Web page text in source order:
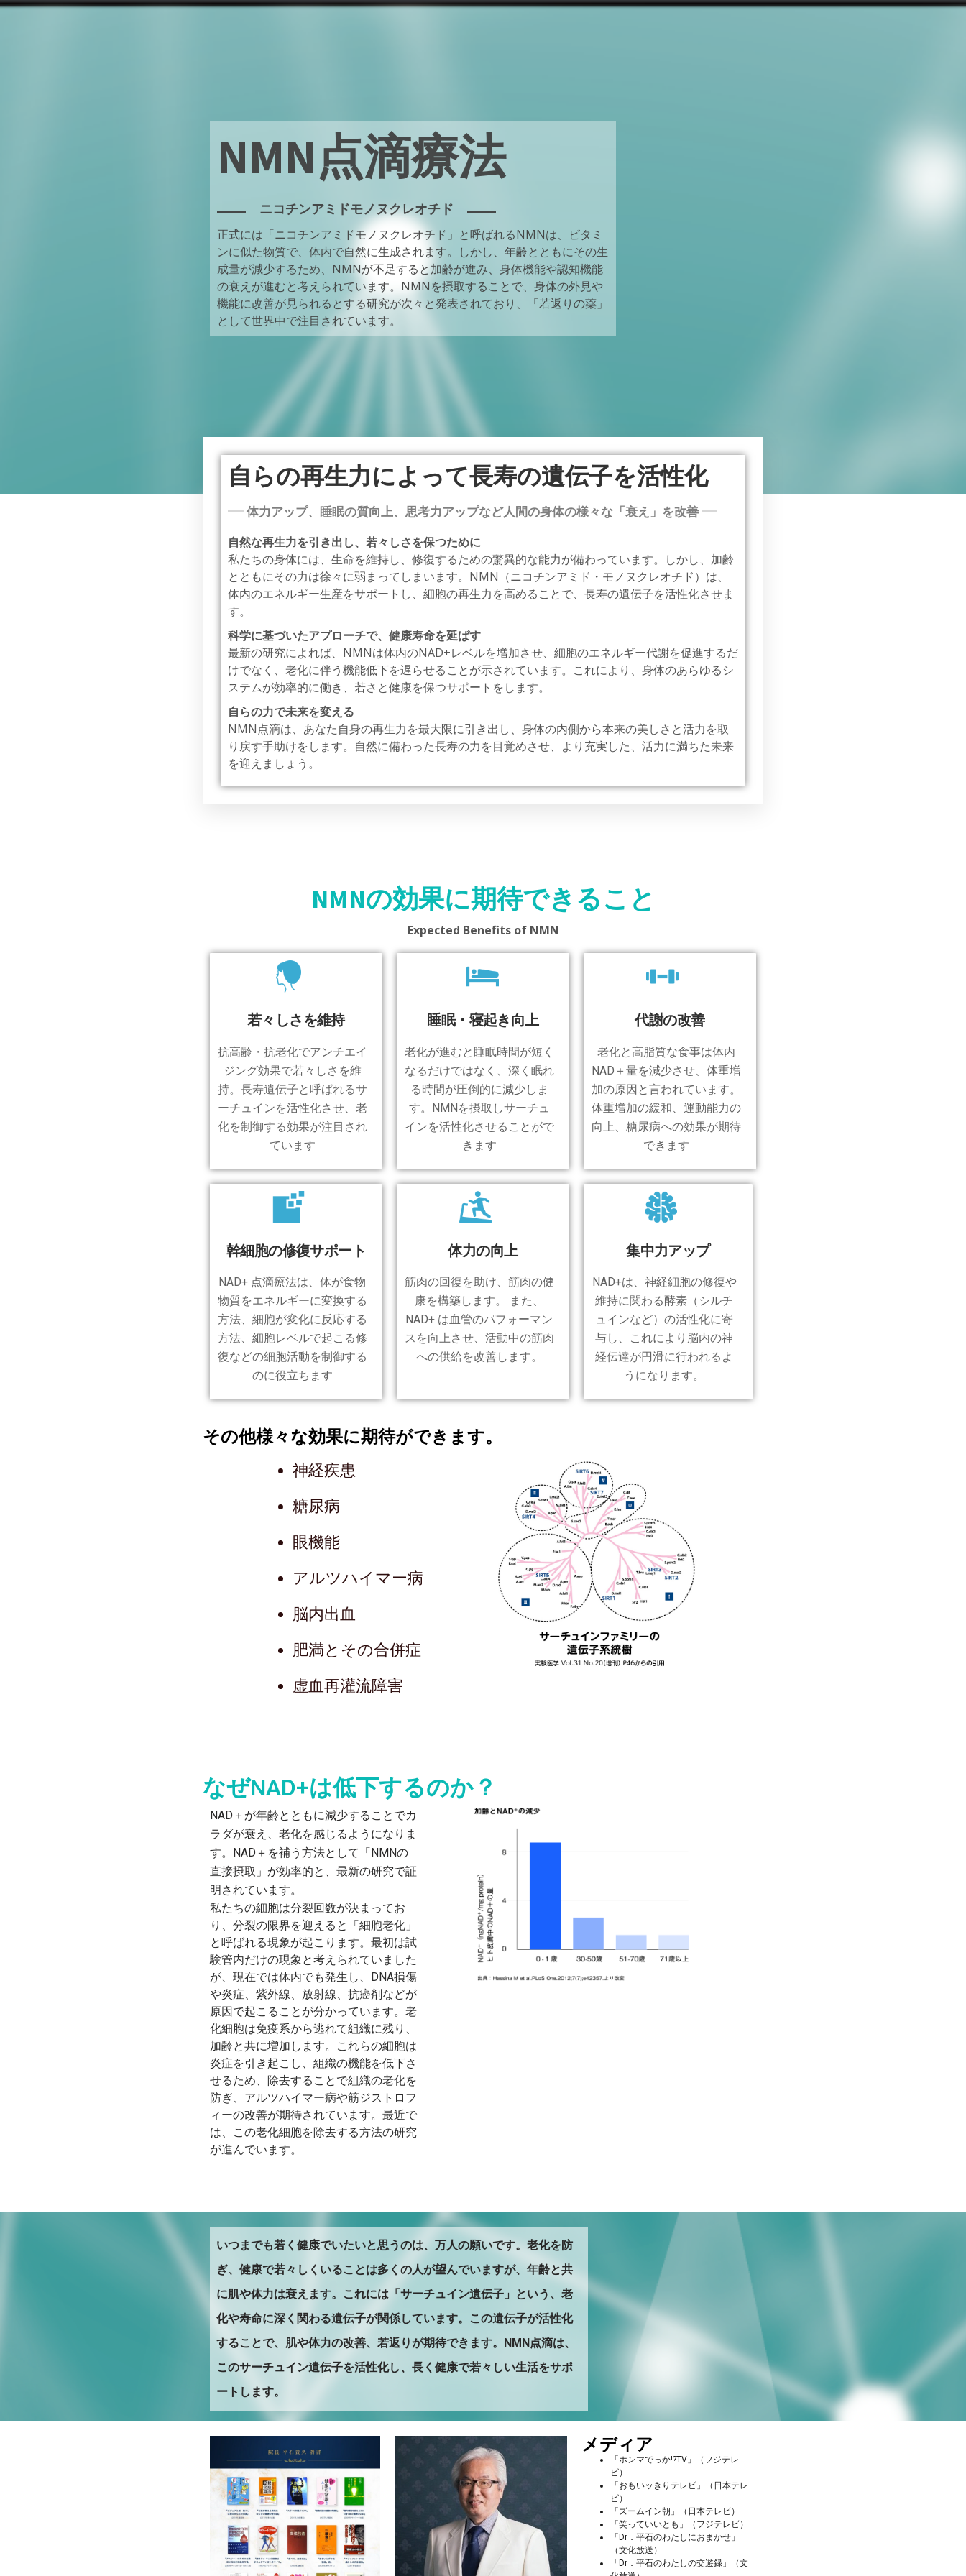
NMN点滴療法
ニコチンアミドモノヌクレオチド
正式には「ニコチンアミドモノヌクレオチド」と呼ばれるNMNは、ビタミ
ンに似た物質で、体内で自然に生成されます。しかし、年齢とともにその生
成量が減少するため、NMNが不足すると加齢が進み、身体機能や認知機能
の衰えが進むと考えられています。NMNを摂取することで、身体の外見や
機能に改善が見られるとする研究が次々と発表されており、「若返りの薬」
として世界中で注目されています。
自らの再生力によって長寿の遺伝子を活性化
体力アップ、睡眠の質向上、思考力アップなど人間の身体の様々な「衰え」を改善
自然な再生力を引き出し、若々しさを保つために
私たちの身体には、生命を維持し、修復するための驚異的な能力が備わっています。しかし、加齢
とともにその力は徐々に弱まってしまいます。NMN（ニコチンアミド・モノヌクレオチド）は、
体内のエネルギー生産をサポートし、細胞の再生力を高めることで、長寿の遺伝子を活性化させま
す。
科学に基づいたアプローチで、健康寿命を延ばす
最新の研究によれば、NMNは体内のNAD+レベルを増加させ、細胞のエネルギー代謝を促進するだ
けでなく、老化に伴う機能低下を遅らせることが示されています。これにより、身体のあらゆるシ
ステムが効率的に働き、若さと健康を保つサポートをします。
自らの力で未来を変える
NMN点滴は、あなた自身の再生力を最大限に引き出し、身体の内側から本来の美しさと活力を取
り戻す手助けをします。自然に備わった長寿の力を目覚めさせ、より充実した、活力に満ちた未来
を迎えましょう。
NMNの効果に期待できること
Expected Benefits of NMN
若々しさを維持
抗高齢・抗老化でアンチエイ
ジング効果で若々しさを維
持。長寿遺伝子と呼ばれるサ
ーチュインを活性化させ、老
化を制御する効果が注目され
ています
睡眠・寝起き向上
老化が進むと睡眠時間が短く
なるだけではなく、深く眠れ
る時間が圧倒的に減少しま
す。NMNを摂取しサーチュ
インを活性化させることがで
きます
代謝の改善
老化と高脂質な食事は体内
NAD＋量を減少させ、体重増
加の原因と言われています。
体重増加の緩和、運動能力の
向上、糖尿病への効果が期待
できます
幹細胞の修復サポート
NAD+ 点滴療法は、体が食物
物質をエネルギーに変換する
方法、細胞が変化に反応する
方法、細胞レベルで起こる修
復などの細胞活動を制御する
のに役立ちます
体力の向上
筋肉の回復を助け、筋肉の健
康を構築します。 また、
NAD+ は血管のパフォーマン
スを向上させ、活動中の筋肉
への供給を改善します。
集中力アップ
NAD+は、神経細胞の修復や
維持に関わる酵素（シルチ
ュインなど）の活性化に寄
与し、これにより脳内の神
経伝達が円滑に行われるよ
うになります。
その他様々な効果に期待ができます。
神経疾患
糖尿病
眼機能
アルツハイマー病
脳内出血
肥満とその合併症
虚血再灌流障害
なぜNAD+は低下するのか？
NAD＋が年齢とともに減少することでカ
ラダが衰え、老化を感じるようになりま
す。NAD＋を補う方法として「NMNの
直接摂取」が効率的と、最新の研究で証
明されています。
私たちの細胞は分裂回数が決まってお
り、分裂の限界を迎えると「細胞老化」
と呼ばれる現象が起こります。最初は試
験管内だけの現象と考えられていました
が、現在では体内でも発生し、DNA損傷
や炎症、紫外線、放射線、抗癌剤などが
原因で起こることが分かっています。老
化細胞は免疫系から逃れて組織に残り、
加齢と共に増加します。これらの細胞は
炎症を引き起こし、組織の機能を低下さ
せるため、除去することで組織の老化を
防ぎ、アルツハイマー病や筋ジストロフ
ィーの改善が期待されています。最近で
は、この老化細胞を除去する方法の研究
が進んでいます。
いつまでも若く健康でいたいと思うのは、万人の願いです。老化を防
ぎ、健康で若々しくいることは多くの人が望んでいますが、年齢と共
に肌や体力は衰えます。これには「サーチュイン遺伝子」という、老
化や寿命に深く関わる遺伝子が関係しています。この遺伝子が活性化
することで、肌や体力の改善、若返りが期待できます。NMN点滴は、
このサーチュイン遺伝子を活性化し、長く健康で若々しい生活をサポ
ートします。
メディア
「ホンマでっか!?TV」（フジテレ
ビ）
「おもいッきりテレビ」（日本テレ
ビ）
「ズームイン朝」（日本テレビ）
「笑っていいとも」（フジテレビ）
「Dr．平石のわたしにおまかせ」
（文化放送）
「Dr．平石のわたしの交遊録」（文